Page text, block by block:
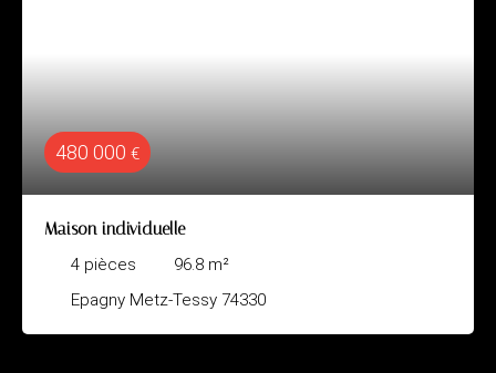
480 000 €
Maison individuelle
4 pièces 96.8 m²
Epagny Metz-Tessy 74330